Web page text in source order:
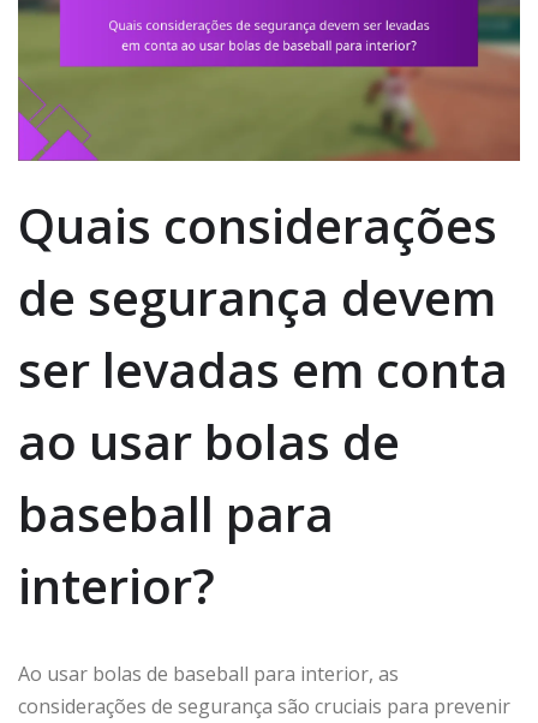
Quais considerações
de segurança devem
ser levadas em conta
ao usar bolas de
baseball para
interior?
Ao usar bolas de baseball para interior, as
considerações de segurança são cruciais para prevenir